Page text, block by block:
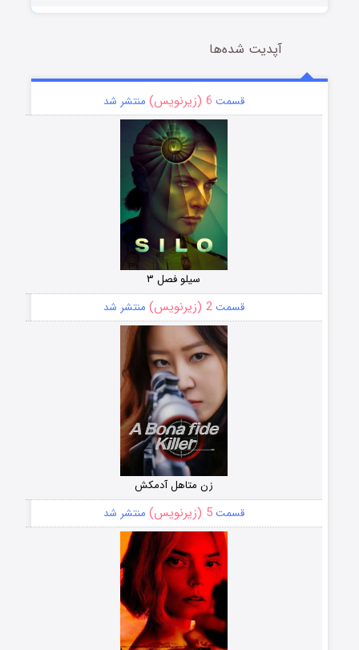
آپدیت شده‌ها
قسمت 6 (زیرنویس) منتشر شد
سیلو فصل ۳
قسمت2 (زیرنویس) منتشر شد
زن متاهل آدمکش
قسمت5 (زیرنویس) منتشر شد